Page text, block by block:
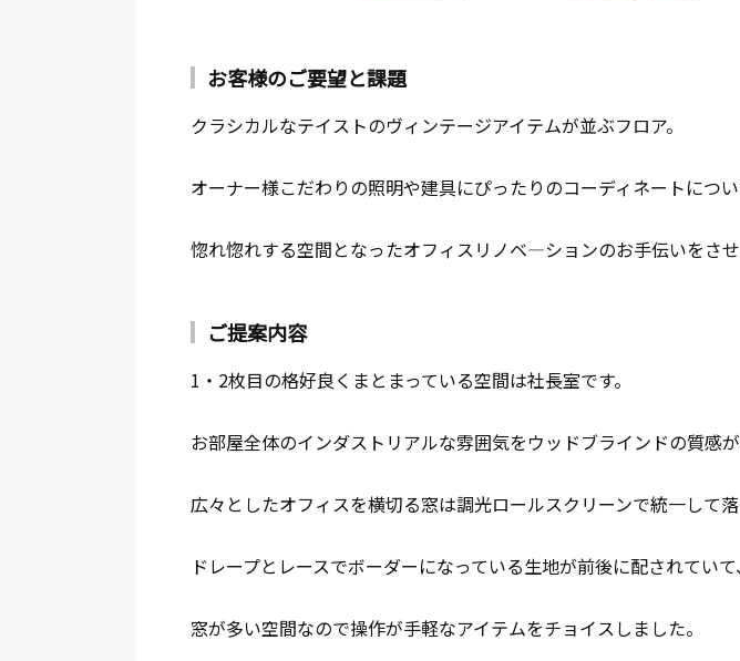
お客様のご要望と課題
クラシカルなテイストのヴィンテージアイテムが並ぶフロア。
オーナー様こだわりの照明や建具にぴったりのコーディネートにつ
惚れ惚れする空間となったオフィスリノベ―ションのお手伝いをさせ
ご提案内容
1・2枚目の格好良くまとまっている空間は社長室です。
お部屋全体のインダストリアルな雰囲気をウッドブラインドの質感が
広々としたオフィスを横切る窓は調光ロールスクリーンで統一して落
ドレープとレースでボーダーになっている生地が前後に配されてい
窓が多い空間なので操作が手軽なアイテムをチョイスしました。